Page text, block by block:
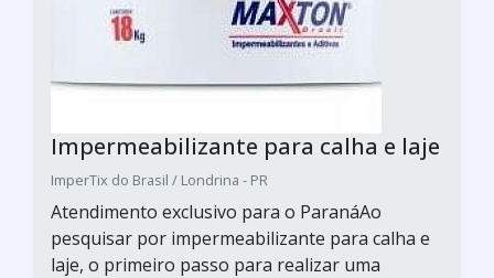
Impermeabilizante para calha e laje
ImperTix do Brasil / Londrina - PR
Atendimento exclusivo para o ParanáAo
pesquisar por impermeabilizante para calha e
laje, o primeiro passo para realizar uma